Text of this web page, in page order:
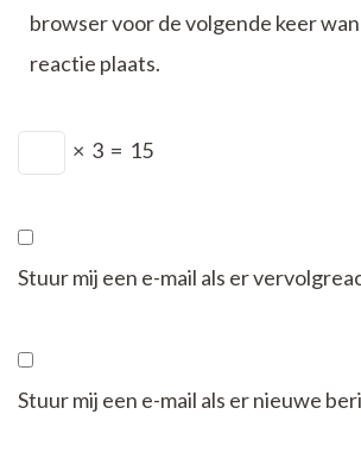
browser voor de volgende keer
reactie plaats.
× 3 = 15
Stuur mij een e-mail als er
Stuur mij een e-mail als er nieuwe